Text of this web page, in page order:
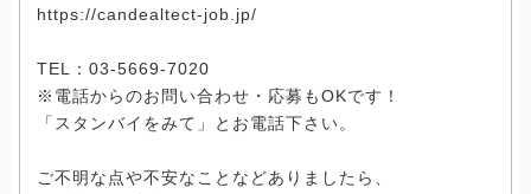
https://candealtect-job.jp/
TEL：03-5669-7020
※電話からのお問い合わせ・応募もOKです！
「スタンバイをみて」とお電話下さい。
ご不明な点や不安なことなどありましたら、